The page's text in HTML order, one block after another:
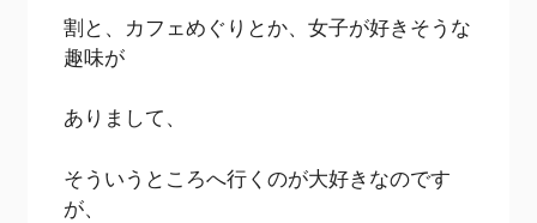
割と、カフェめぐりとか、女子が好きそうな
趣味が
ありまして、
そういうところへ行くのが大好きなのです
が、